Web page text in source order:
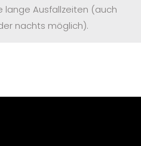
Ausfallzeiten (auch
nachts möglich).